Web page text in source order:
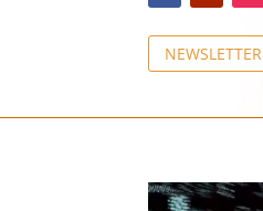
NEWSLETTER